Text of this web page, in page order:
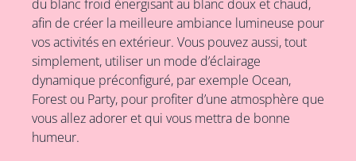
du blanc froid énergisant au blanc doux et chaud,
afin de créer la meilleure ambiance lumineuse pour
vos activités en extérieur. Vous pouvez aussi, tout
simplement, utiliser un mode d’éclairage
dynamique préconfiguré, par exemple Ocean,
Forest ou Party, pour profiter d’une atmosphère que
vous allez adorer et qui vous mettra de bonne
humeur.